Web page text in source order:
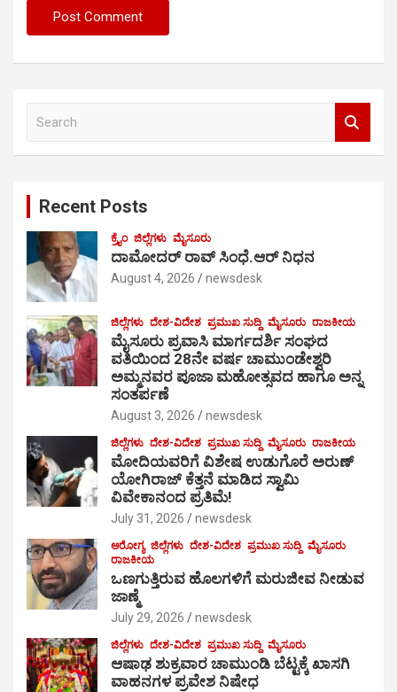
Recent Posts
ಕ್ರೈಂ ಜಿಲ್ಲೆಗಳು ಮೈಸೂರು
ದಾಮೋದರ್ ರಾವ್ ಸಿಂಧೆ.ಆರ್ ನಿಧನ
August 4, 2026 newsdesk
ಜಿಲ್ಲೆಗಳು ದೇಶ-ವಿದೇಶ ಪ್ರಮುಖ ಸುದ್ದಿ ಮೈಸೂರು ರಾಜಕೀಯ
ಮೈಸೂರು ಪ್ರವಾಸಿ ಮಾರ್ಗದರ್ಶಿ ಸಂಘದ
ವತಿಯಿಂದ 28ನೇ ವರ್ಷ ಚಾಮುಂಡೇಶ್ವರಿ
ಅಮ್ಮನವರ ಪೂಜಾ ಮಹೋತ್ಸವದ ಹಾಗೂ ಅನ್ನ
ಸಂತರ್ಪಣೆ
August 3, 2026 newsdesk
ಜಿಲ್ಲೆಗಳು ದೇಶ-ವಿದೇಶ ಪ್ರಮುಖ ಸುದ್ದಿ ಮೈಸೂರು ರಾಜಕೀಯ
ಮೋದಿಯವರಿಗೆ ವಿಶೇಷ ಉಡುಗೊರೆ ಅರುಣ್
ಯೋಗಿರಾಜ್ ಕೆತ್ತನೆ ಮಾಡಿದ ಸ್ವಾಮಿ
ವಿವೇಕಾನಂದ ಪ್ರತಿಮೆ!
July 31, 2026 newsdesk
ಆರೋಗ್ಯ ಜಿಲ್ಲೆಗಳು ದೇಶ-ವಿದೇಶ ಪ್ರಮುಖ ಸುದ್ದಿ ಮೈಸೂರು
ರಾಜಕೀಯ
ಒಣಗುತ್ತಿರುವ ಹೊಲಗಳಿಗೆ ಮರುಜೀವ ನೀಡುವ
ಜಾಣ್ಮೆ
July 29, 2026 newsdesk
ಜಿಲ್ಲೆಗಳು ದೇಶ-ವಿದೇಶ ಪ್ರಮುಖ ಸುದ್ದಿ ಮೈಸೂರು
ಆಷಾಢ ಶುಕ್ರವಾರ ಚಾಮುಂಡಿ ಬೆಟ್ಟಕ್ಕೆ ಖಾಸಗಿ
ವಾಹನಗಳ ಪ್ರವೇಶ ನಿಷೇಧ